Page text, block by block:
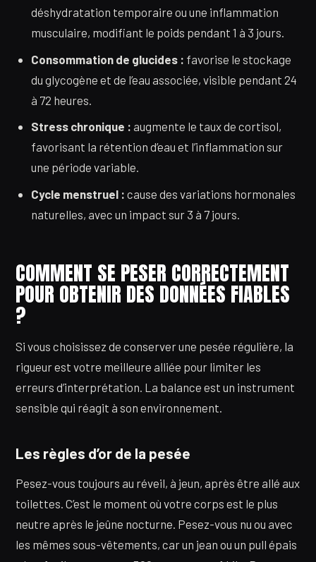
déshydratation temporaire ou une inflammation
musculaire, modifiant le poids pendant 1 à 3 jours.
Consommation de glucides : favorise le stockage
du glycogène et de l’eau associée, visible pendant 24
à 72 heures.
Stress chronique : augmente le taux de cortisol,
favorisant la rétention d’eau et l’inflammation sur
une période variable.
Cycle menstruel : cause des variations hormonales
naturelles, avec un impact sur 3 à 7 jours.
COMMENT SE PESER CORRECTEMENT
POUR OBTENIR DES DONNÉES FIABLES
?
Si vous choisissez de conserver une pesée régulière, la
rigueur est votre meilleure alliée pour limiter les
erreurs d’interprétation. La balance est un instrument
sensible qui réagit à son environnement.
Les règles d’or de la pesée
Pesez-vous toujours au réveil, à jeun, après être allé aux
toilettes. C’est le moment où votre corps est le plus
neutre après le jeûne nocturne. Pesez-vous nu ou avec
les mêmes sous-vêtements, car un jean ou un pull épais